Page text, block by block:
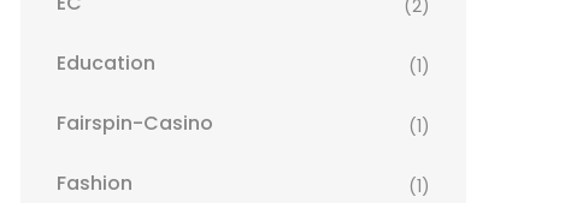
(2)
Education (1)
Fairspin-Casino (1)
Fashion (1)